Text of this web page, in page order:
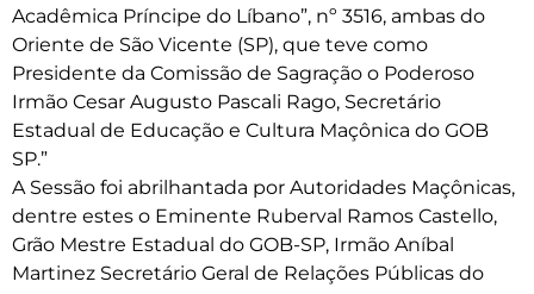
Acadêmica Príncipe do Líbano”, nº 3516, ambas do
Oriente de São Vicente (SP), que teve como
Presidente da Comissão de Sagração o Poderoso
Irmão Cesar Augusto Pascali Rago, Secretário
Estadual de Educação e Cultura Maçônica do GOB
SP.”
A Sessão foi abrilhantada por Autoridades Maçônicas,
dentre estes o Eminente Ruberval Ramos Castello,
Grão Mestre Estadual do GOB-SP, Irmão Aníbal
Martinez Secretário Geral de Relações Públicas do